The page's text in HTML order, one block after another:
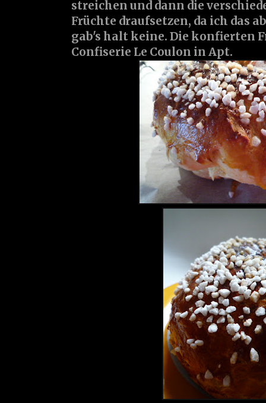
streichen und dann die
Früchte draufsetzen, da ich das
gab's halt keine. Die konfierten
Confiserie Le Coulon in Apt.